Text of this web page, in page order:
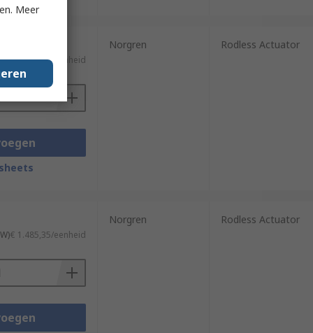
€ 4.183,33/eenheid
Norgren Rodless Actuator
€ 1.485,35/eenheid
Norgren Rodless Actuator
Meer